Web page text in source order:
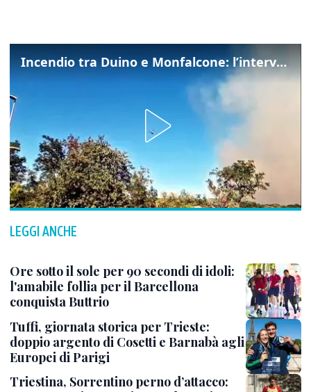
Incendio tra Duino e Monfalcone: l’intervento dei vigili del fuoco
LEGGI ANCHE
Ore sotto il sole per 90 secondi di idoli:
l'amabile follia per il Barcellona
conquista Buttrio
Tuffi, giornata storica per Trieste:
doppio argento di Cosetti e Barnabà agli
Europei di Parigi
Triestina, Sorrentino perno d’attacco: